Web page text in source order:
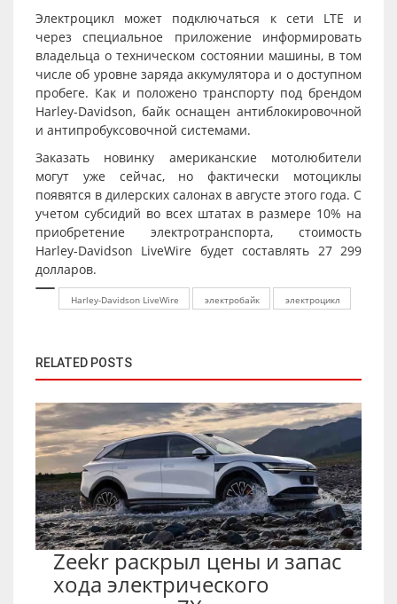
Электроцикл может подключаться к сети LTE и
через специальное приложение информировать
владельца о техническом состоянии машины, в том
числе об уровне заряда аккумулятора и о доступном
пробеге. Как и положено транспорту под брендом
Harley-Davidson, байк оснащен антиблокировочной
и антипробуксовочной системами.
Заказать новинку американские мотолюбители
могут уже сейчас, но фактически мотоциклы
появятся в дилерских салонах в августе этого года. С
учетом субсидий во всех штатах в размере 10% на
приобретение электротранспорта, стоимость
Harley-Davidson LiveWire будет составлять 27 299
долларов.
Harley-Davidson LiveWire электробайк электроцикл
RELATED POSTS
Zeekr раскрыл цены и запас
хода электрического